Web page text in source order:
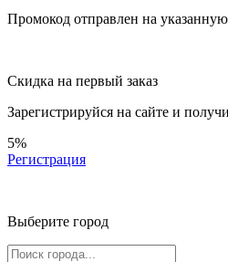
Промокод отправлен на
Скидка на первый заказ
Зарегистрируйся на сайте и
5%
Регистрация
Выберите город